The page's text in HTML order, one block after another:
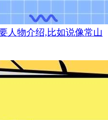
人物介绍,比如说像常山